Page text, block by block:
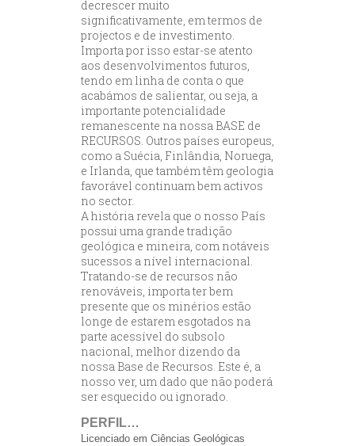
decrescer muito
significativamente, em termos de
projectos e de investimento.
Importa por isso estar-se atento
aos desenvolvimentos futuros,
tendo em linha de conta o que
acabámos de salientar, ou seja, a
importante potencialidade
remanescente na nossa BASE de
RECURSOS. Outros países europeus,
como a Suécia, Finlândia, Noruega,
e Irlanda, que também têm geologia
favorável continuam bem activos
no sector.
A história revela que o nosso País
possui uma grande tradição
geológica e mineira, com notáveis
sucessos a nível internacional.
Tratando-se de recursos não
renováveis, importa ter bem
presente que os minérios estão
longe de estarem esgotados na
parte acessível do subsolo
nacional, melhor dizendo da
nossa Base de Recursos. Este é, a
nosso ver, um dado que não poderá
ser esquecido ou ignorado.
PERFIL…
Licenciado em Ciências Geológicas